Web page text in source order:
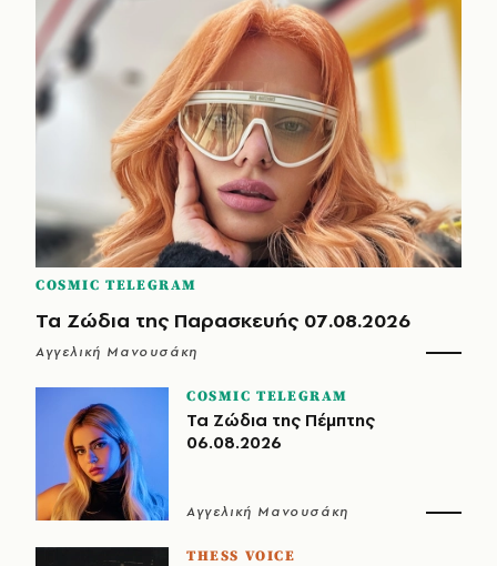
COSMIC TELEGRAM
Τα Ζώδια της Παρασκευής 07.08.2026
Αγγελική Μανουσάκη
COSMIC TELEGRAM
Τα Ζώδια της Πέμπτης
06.08.2026
Αγγελική Μανουσάκη
THESS VOICE